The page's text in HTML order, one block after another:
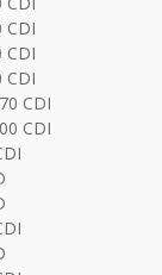
CDI
CDI
CDI
CDI
CDI